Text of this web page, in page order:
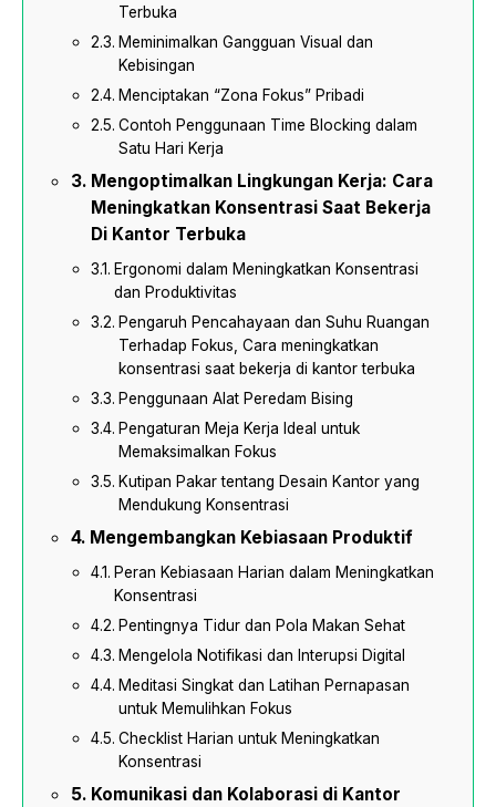
Terbuka
Meminimalkan Gangguan Visual dan
Kebisingan
Menciptakan “Zona Fokus” Pribadi
Contoh Penggunaan Time Blocking dalam
Satu Hari Kerja
Mengoptimalkan Lingkungan Kerja: Cara
Meningkatkan Konsentrasi Saat Bekerja
Di Kantor Terbuka
Ergonomi dalam Meningkatkan Konsentrasi
dan Produktivitas
Pengaruh Pencahayaan dan Suhu Ruangan
Terhadap Fokus, Cara meningkatkan
konsentrasi saat bekerja di kantor terbuka
Penggunaan Alat Peredam Bising
Pengaturan Meja Kerja Ideal untuk
Memaksimalkan Fokus
Kutipan Pakar tentang Desain Kantor yang
Mendukung Konsentrasi
Mengembangkan Kebiasaan Produktif
Peran Kebiasaan Harian dalam Meningkatkan
Konsentrasi
Pentingnya Tidur dan Pola Makan Sehat
Mengelola Notifikasi dan Interupsi Digital
Meditasi Singkat dan Latihan Pernapasan
untuk Memulihkan Fokus
Checklist Harian untuk Meningkatkan
Konsentrasi
Komunikasi dan Kolaborasi di Kantor